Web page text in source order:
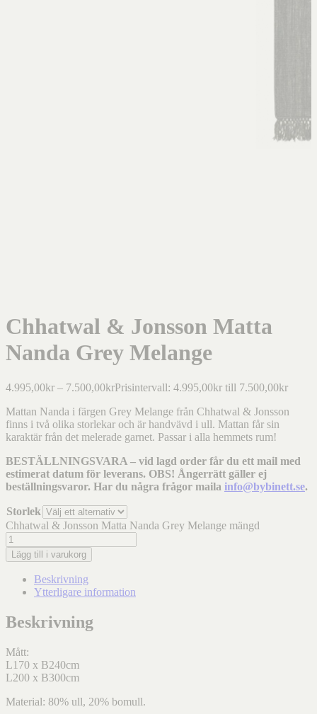
Chhatwal & Jonsson Matta
Nanda Grey Melange
4.995,00kr – 7.500,00krPrisintervall: 4.995,00kr till 7.500,00kr
Mattan Nanda i färgen Grey Melange från Chhatwal & Jonsson
finns i två olika storlekar och är handvävd i ull. Mattan får sin
karaktär från det melerade garnet. Passar i alla hemmets rum!
BESTÄLLNINGSVARA – vid lagd order får du ett mail med
estimerat datum för leverans. OBS! Ångerrätt gäller ej
beställningsvaror. Har du några frågor maila info@bybinett.se.
Storlek
Chhatwal & Jonsson Matta Nanda Grey Melange mängd
Lägg till i varukorg
Beskrivning
Ytterligare information
Beskrivning
Mått:
L170 x B240cm
L200 x B300cm
Material: 80% ull, 20% bomull.